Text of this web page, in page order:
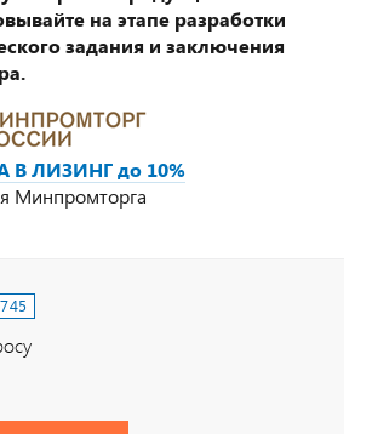
на этапе разработки
задания и заключения
В ЛИЗИНГ до 10%
Минпромторга